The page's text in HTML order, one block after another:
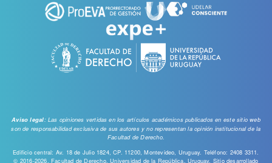
Aviso legal: Las opiniones vertidas en los artículos académicos publicados en este sitio web
son de responsabilidad exclusiva de sus autores y no representan la opinión institucional de la
Facultad de Derecho.
Edificio central: Av. 18 de Julio 1824, CP. 11200, Montevideo, Uruguay. Teléfono: 2408 3311.
© 2016-2026, Facultad de Derecho, Universidad de la República, Uruguay. Sitio desarrollado